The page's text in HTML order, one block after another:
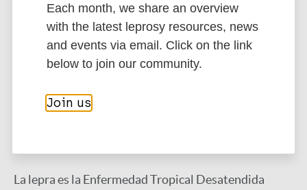
used to build maps, considering municipalities with a
statistically significant difference. Processing,
analysis, presentation of cartographic data and
calculations of spatial autocorrelation indicators
thematic maps.
La lepra es la Enfermedad Tropical Desatendida
Each month, we share an overview
with the latest leprosy resources, news
and events via email. Click on the link
below to join our community.
Join us